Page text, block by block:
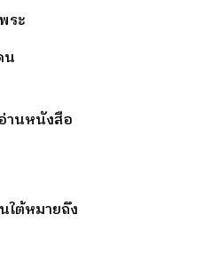
ระ
น
านหนังสือ
ใต้หมายถึง